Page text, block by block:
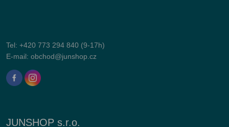
Tel: +420 773 294 840 (9-17h)
E-mail: obchod@junshop.cz
JUNSHOP s.r.o.